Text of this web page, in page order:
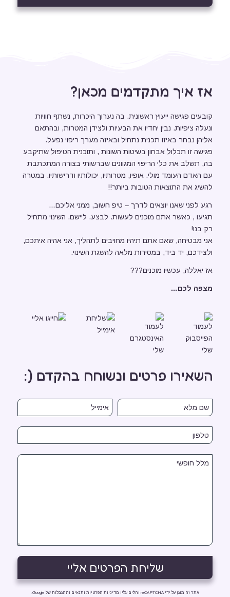
אז איך מתקדמים מכאן?
קובעים פגישה ייעוץ ראשונית. בה נערוך היכרות, נשתף חוויות
ונעלה ציפיות. נבין יחדיו את הבעיות ולצידן המטרות, ובהתאם
אליהן נבחר באיזו תכנית נתחיל ובאיזה מערך ריפוי נפעל.
פגישה זו תכלול אבחון בשיטות השונות , ותוכנית הטיפול שתיקבע
בה, תשלב את כלי הריפוי המגוונים שברשותי בצורה המתכתבת
עם האדם העומד מולי. אופיו, מטרותיו, יכולותיו ודרישותיו. במטרה
להשיג את התוצאות הטובות ביותר!!
רגע לפני שאנו יוצאים לדרך – טיפ חשוב, ממני אליכם…
תגיעו , כאשר אתם מוכנים לעשות. לבצע. ליישם. השינוי מתחיל
רק בנו!
אני מבטיחה, שאם אתם תיהיו מחויבים לתהליך, אני אהיה איתכם,
ולצידכם, יד ביד, במסירות מלאה להשגת השינוי.
אז יאללה, עכשיו מוכנים???
מצפה לכם…
השאירו פרטים ונשוחח בהקדם (:
אתר זה מוגן על ידי reCAPTCHA וחלים עליו מדיניות הפרטיות ו תנאים וההגבלות של Google.